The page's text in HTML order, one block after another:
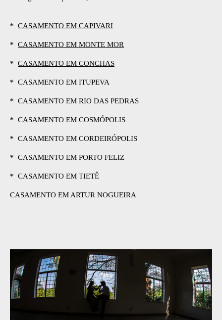
* CASAMENTO EM CAPIVARI
* CASAMENTO EM MONTE MOR
* CASAMENTO EM CONCHAS
* CASAMENTO EM ITUPEVA
* CASAMENTO EM RIO DAS PEDRAS
* CASAMENTO EM COSMÓPOLIS
* CASAMENTO EM CORDEIRÓPOLIS
* CASAMENTO EM PORTO FELIZ
* CASAMENTO EM TIETÊ
CASAMENTO EM ARTUR NOGUEIRA